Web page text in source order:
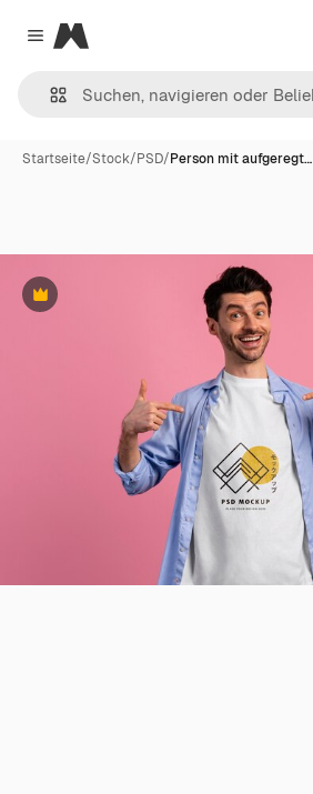
Close menu
Magnific
Startseite/Stock/PSD/Person mit aufgeregt…
Premium